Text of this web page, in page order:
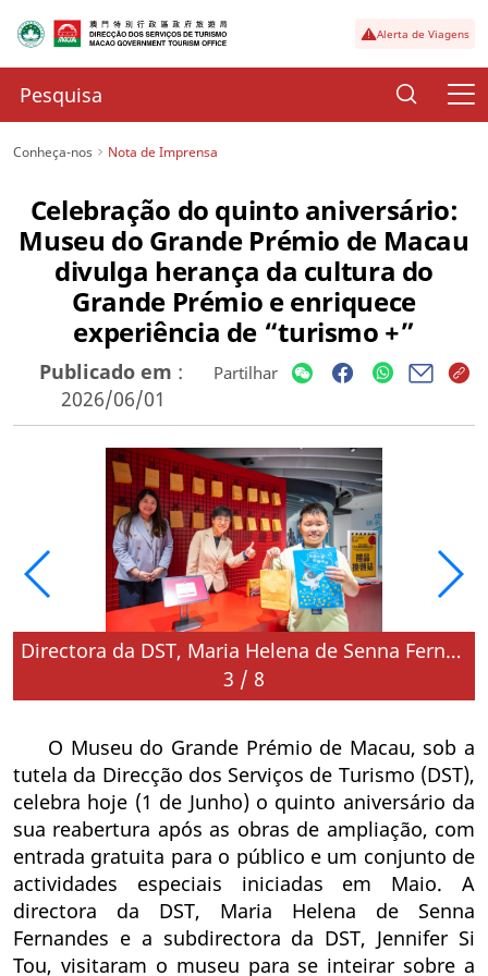
Alerta de Viagens
Conheça-nos Nota de Imprensa
Celebração do quinto aniversário:
Museu do Grande Prémio de Macau
divulga herança da cultura do
Grande Prémio e enriquece
experiência de “turismo +”
Publicado em :
2026/06/01
Partilhar
Directora da DST, Maria Helena de Senna Fernandes e a subdirectora da DST, Jennifer Si Tou, inteiram-se sobre entrada do público e participação nas actividades comemorativas do aniversário do museu
3 / 8
O Museu do Grande Prémio de Macau, sob a
tutela da Direcção dos Serviços de Turismo (DST),
celebra hoje (1 de Junho) o quinto aniversário da
sua reabertura após as obras de ampliação, com
entrada gratuita para o público e um conjunto de
actividades especiais iniciadas em Maio. A
directora da DST, Maria Helena de Senna
Fernandes e a subdirectora da DST, Jennifer Si
Tou, visitaram o museu para se inteirar sobre a